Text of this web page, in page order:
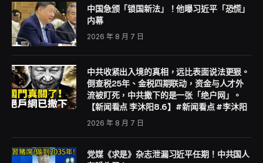
香港大埔宏福苑住宅大楼上月26日发生5级火警，目前已
累计156死亡、30人失踪。香港行政长官李家超近日宣
布，将成立一个由法官主理的「独立委员会」，全面调查
大埔宏福苑五级火的起因、火势蔓延原因及相关问题。另
外，目前已有13人遭逮均以《误杀罪》侦办中。